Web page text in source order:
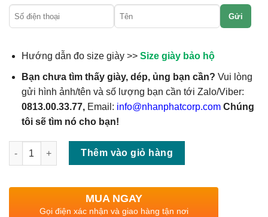
Gửi
Hướng dẫn đo size giày >> Size giày bảo hộ
Bạn chưa tìm thấy giày, dép, ủng bạn cần? Vui lòng
gửi hình ảnh/tên và số lượng bạn cần tới Zalo/Viber:
0813.00.33.77, Email: info@nhanphatcorp.com Chúng
tôi sẽ tìm nó cho bạn!
Số lượng
Thêm vào giỏ hàng
MUA NGAY
Gọi điện xác nhận và giao hàng tận nơi